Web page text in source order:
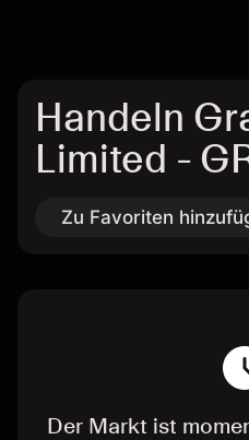
Handeln
Limited -
Zu Favoriten
Der Markt ist